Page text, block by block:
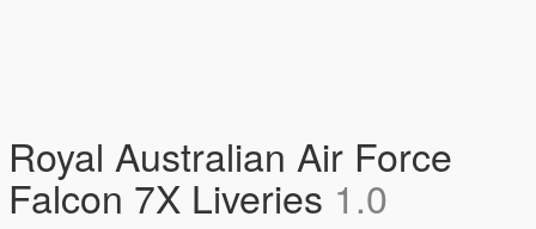
Royal Australian Air Force
Falcon 7X Liveries 1.0